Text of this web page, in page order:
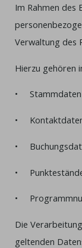
Im Rahmen des
Verwaltung des
Hierzu gehören
• Stammdaten
•
•
•
•
Die
geltenden